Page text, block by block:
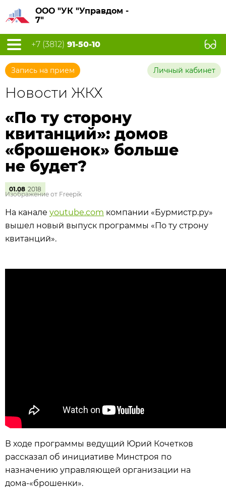
ООО "УК "Управдом -
7"
+7 (3812) 91-50-10
Запись на прием Личный кабинет
Новости ЖКХ
«По ту сторону
квитанций»: домов
«брошенок» больше
не будет?
01.08 2018
Изображение от Freepik
На канале youtube.com компании «Бурмистр.ру»
вышел новый выпуск программы «По ту строну
квитанций».
В ходе программы ведущий Юрий Кочетков
рассказал об инициативе Минстроя по
назначению управляющей организации на
дома-«брошенки».